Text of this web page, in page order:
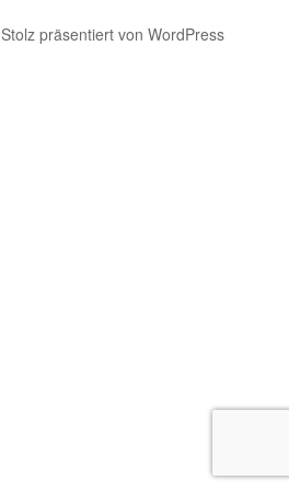
Stolz präsentiert von WordPress